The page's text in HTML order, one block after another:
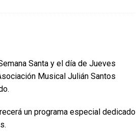
Santa y el día de Jueves
Musical Julián Santos
un programa especial dedicado